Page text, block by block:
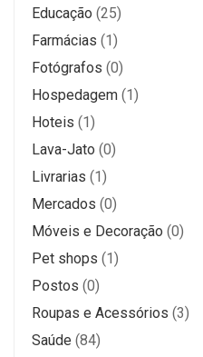
Educação (25)
Farmácias (1)
Fotógrafos (0)
Hospedagem (1)
Hoteis (1)
Lava-Jato (0)
Livrarias (1)
Mercados (0)
Móveis e Decoração (0)
Pet shops (1)
Postos (0)
Roupas e Acessórios (3)
Saúde (84)